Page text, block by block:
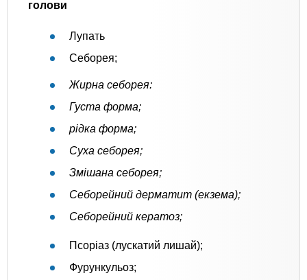
голови
Лупать
Себорея;
Жирна себорея:
Густа форма;
рідка форма;
Суха себорея;
Змішана себорея;
Себорейний дерматит (екзема);
Себорейний кератоз;
Псоріаз (лускатий лишай);
Фурункульоз;